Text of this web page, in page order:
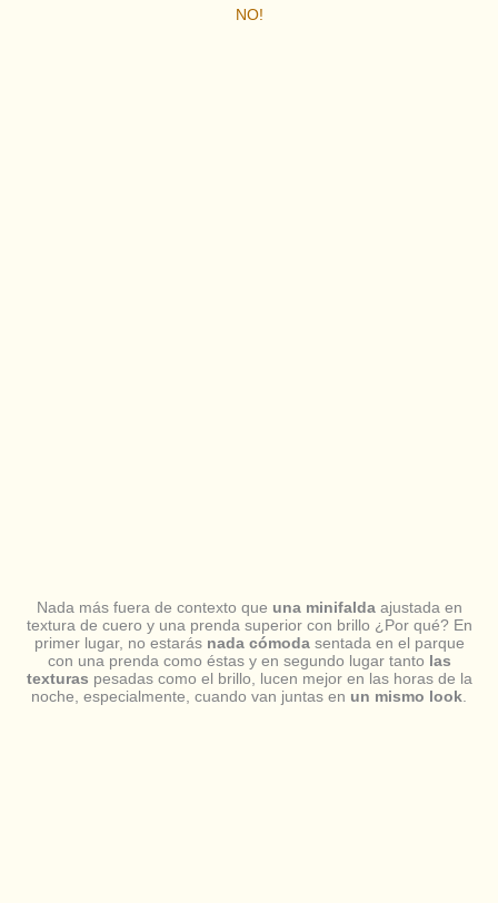
NO!
Nada más fuera de contexto que una minifaldaajustada en
textura de cuero y una prenda superior con brillo ¿Por qué? En
primer lugar, no estarásnada cómodasentada en el parque
con una prenda como éstas y en segundo lugar tanto las
texturas pesadas como el brillo, lucen mejor en las horas de la
noche, especialmente, cuando van juntas en un mismo look